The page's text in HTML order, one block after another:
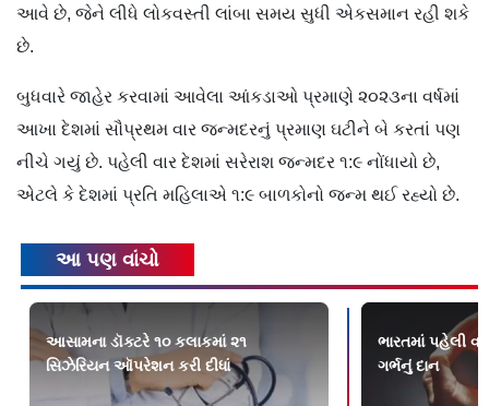
આવે છે, જેને લીધે લોકવસ્તી લાંબા સમય સુધી એકસમાન રહી શકે
છે.
બુધવારે જાહેર કરવામાં આવેલા આંકડાઓ પ્રમાણે ૨૦૨૩ના વર્ષમાં
આખા દેશમાં સૌપ્રથમ વાર જન્મદરનું પ્રમાણ ઘટીને બે કરતાં પણ
નીચે ગયું છે. પહેલી વાર દેશમાં સરેરાશ જન્મદર ૧:૯ નોંધાયો છે,
એટલે કે દેશમાં પ્રતિ મહિલાએ ૧:૯ બાળકોનો જન્મ થઈ રહ્યો છે.
આ પણ વાંચો
આસામના ડૉક્ટરે ૧૦ કલાકમાં ૨૧
સિઝેરિયન ઑપરેશન કરી દીધાં
ભારતમાં પહેલી
ગર્ભનું દાન